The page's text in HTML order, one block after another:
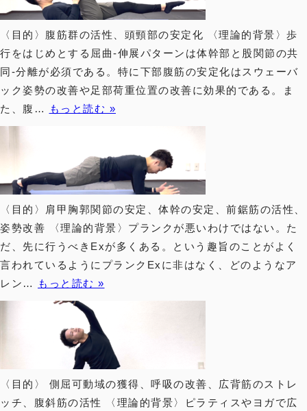
新規会員登録
お問い合わせ
ONLINE SHOP
© 2021 NEXUS All Rights Reserved.
〈目的〉腹筋群の活性、頭頸部の安定化 〈理論的背景〉歩
行をはじめとする屈曲-伸展パターンは体幹部と股関節の共
同-分離が必須である。特に下部腹筋の安定化はスウェーバ
ック姿勢の改善や足部荷重位置の改善に効果的である。ま
た、腹…
もっと読む »
〈目的〉肩甲胸郭関節の安定、体幹の安定、前鋸筋の活性、
姿勢改善 〈理論的背景〉プランクが悪いわけではない。た
だ、先に行うべきExが多くある。という趣旨のことがよく
言われているようにプランクExに非はなく、どのようなア
レン…
もっと読む »
〈目的〉 側屈可動域の獲得、呼吸の改善、広背筋のストレ
ッチ、腹斜筋の活性 〈理論的背景〉ピラティスやヨガで広